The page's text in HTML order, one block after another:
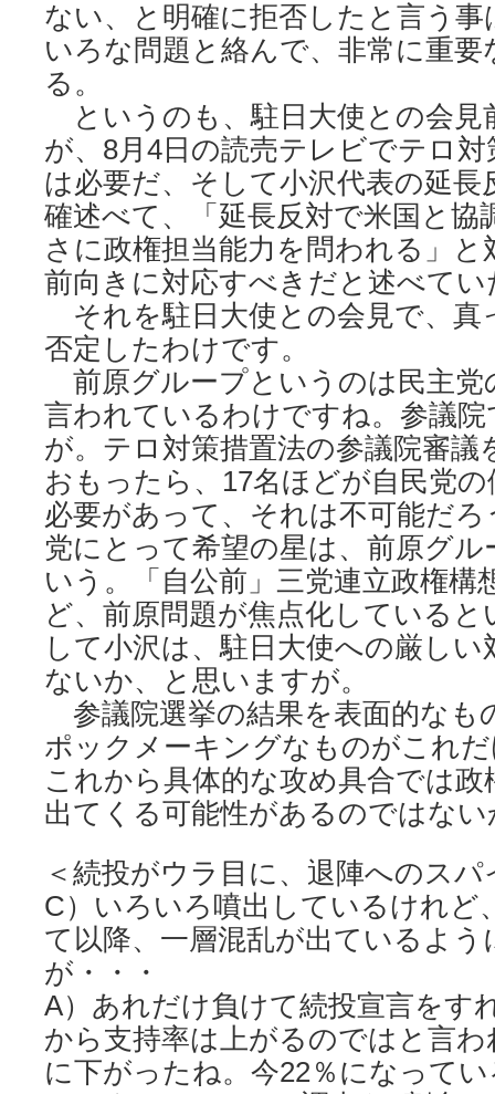
ない、と明確に拒否したと言う
いろな問題と絡んで、非常に重
る。
というのも、駐日大使との会見
が、8月4日の読売テレビでテロ
は必要だ、そして小沢代表の延長
確述べて、「延長反対で米国と協
さに政権担当能力を問われる」と
前向きに対応すべきだと述べてい
それを駐日大使との会見で、真
否定したわけです。
前原グループというのは民主党
言われているわけですね。参議
が。テロ対策措置法の参議院審
おもったら、17名ほどが自民党
必要があって、それは不可能だ
党にとって希望の星は、前原グ
いう。「自公前」三党連立政権構
ど、前原問題が焦点化している
して小沢は、駐日大使への厳し
ないか、と思いますが。
参議院選挙の結果を表面的なも
ポックメーキングなものがこれ
これから具体的な攻め具合では
出てくる可能性があるのではない
＜続投がウラ目に、退陣へのス
C）いろいろ噴出しているけれど
て以降、一層混乱が出ているよう
が・・・
A）あれだけ負けて続投宣言をす
から支持率は上がるのではと言
に下がったね。今22％になってい